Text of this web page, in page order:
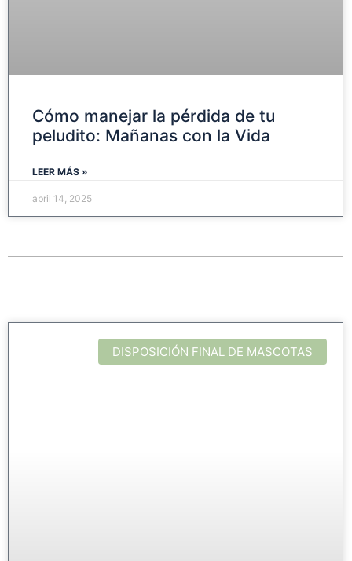
Cómo manejar la pérdida de tu
peludito: Mañanas con la Vida
LEER MÁS »
abril 14, 2025
DISPOSICIÓN FINAL DE MASCOTAS